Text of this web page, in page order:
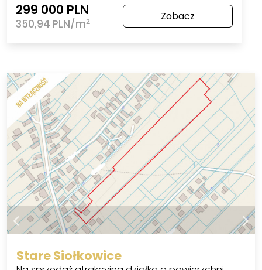
299 000 PLN
350,94 PLN/m2 Zobacz
Stare Siołkowice